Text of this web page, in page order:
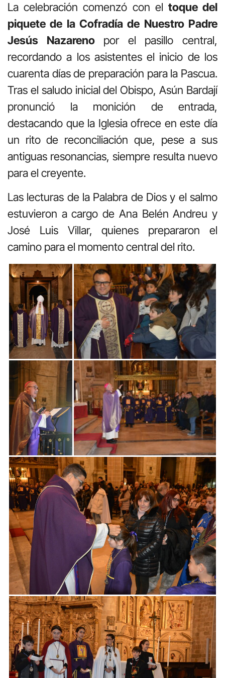
La celebración comenzó con el toque del
piquete de la Cofradía de Nuestro Padre
Jesús Nazarenopor el pasillo central,
recordando a los asistentes el inicio de los
cuarenta días de preparación para la Pascua.
Tras el saludo inicial del Obispo, Asún Bardají
pronunció la monición de entrada,
destacando que la Iglesia ofrece en este día
un rito de reconciliación que, pese a sus
antiguas resonancias, siempre resulta nuevo
para el creyente.
Las lecturas de la Palabra de Dios y el salmo
estuvieron a cargo de Ana Belén Andreu y
José Luis Villar, quienes prepararon el
camino para el momento central del rito.